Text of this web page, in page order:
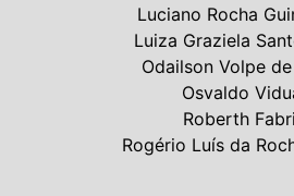
Luciano Rocha
Luiza Graziela
Odailson Volpe
Osvaldo
Roberth
Rogério Luís da